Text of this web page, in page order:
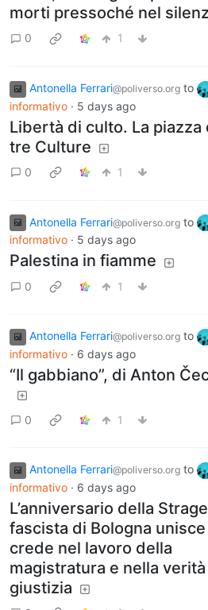
morti pressoché nel
0 1
Antonella Ferrari@poliverso.org to
informativo · 5 days ago
Libertà di culto. La piazza
tre Culture
0 1
Antonella Ferrari@poliverso.org to
informativo · 5 days ago
Palestina in fiamme
0 1
Antonella Ferrari@poliverso.org to
informativo · 6 days ago
“Il gabbiano”, di Anton
0 1
Antonella Ferrari@poliverso.org to
informativo · 6 days ago
L’anniversario della Strage
fascista di Bologna
crede nel lavoro della
magistratura e nella verità
giustizia